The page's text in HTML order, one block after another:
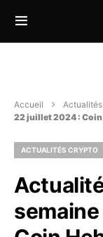
Accueil
22 juillet 2024 : Coin
ACTUALITÉS CRYPTO